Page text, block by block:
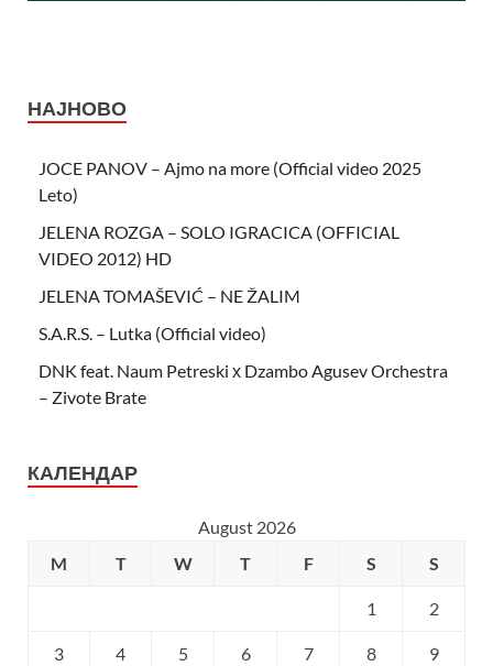
НАЈНОВО
JOCE PANOV – Ajmo na more (Official video 2025
Leto)
JELENA ROZGA – SOLO IGRACICA (OFFICIAL
VIDEO 2012) HD
JELENA TOMAŠEVIĆ – NE ŽALIM
S.A.R.S. – Lutka (Official video)
DNK feat. Naum Petreski х Dzambo Agusev Orchestra
– Zivote Brate
КАЛЕНДАР
August 2026
M
T W T F S S
1 2
3 4 5 6 7 8 9